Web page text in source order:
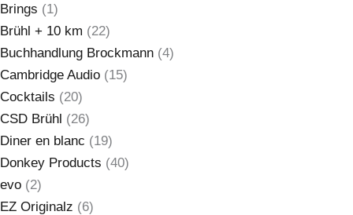
Brings (1)
Brühl + 10 km (22)
Buchhandlung Brockmann (4)
Cambridge Audio (15)
Cocktails (20)
CSD Brühl (26)
Diner en blanc (19)
Donkey Products (40)
evo (2)
EZ Originalz (6)